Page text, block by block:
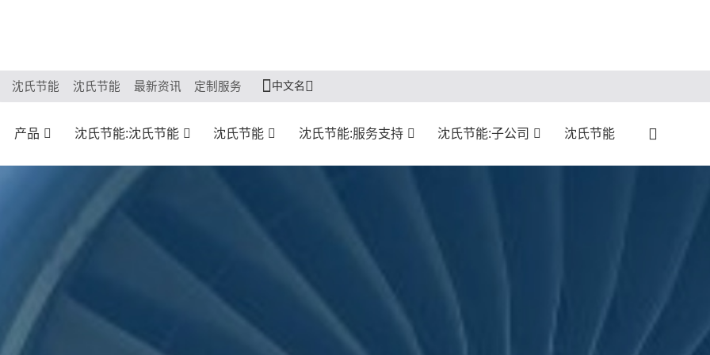
沈氏节能 沈氏节能 最新资讯 定制服务 中文名
产品 沈氏节能:沈氏节能 沈氏节能 沈氏节能:服务支持 沈氏节能:子公司 沈氏节能